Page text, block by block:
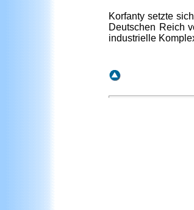
Korfanty setzte
Deutschen Reich
industrielle